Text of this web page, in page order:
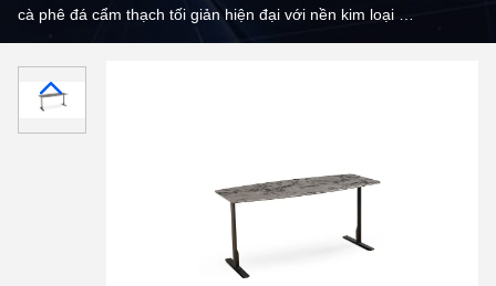
cà phê đá cẩm thạch tối giản hiện đại với nền kim loại gỗ